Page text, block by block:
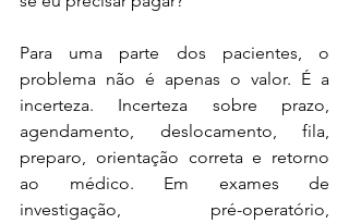
Para uma parte dos pacientes, o
problema não é apenas o valor. É a
incerteza. Incerteza sobre prazo,
agendamento, deslocamento, fila,
preparo, orientação correta e retorno
ao médico. Em exames de
investigação, pré-operatório,